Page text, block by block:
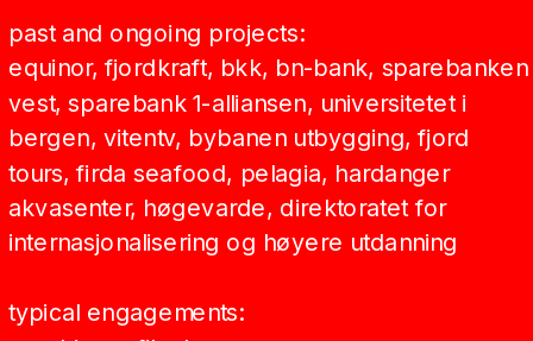
past and ongoing projects:
equinor, fjordkraft, bkk, bn-bank, sparebanken
vest, sparebank 1-alliansen, universitetet i
bergen, vitentv, bybanen utbygging, fjord
tours, firda seafood, pelagia, hardanger
akvasenter, høgevarde, direktoratet for
internasjonalisering og høyere utdanning
typical engagements: